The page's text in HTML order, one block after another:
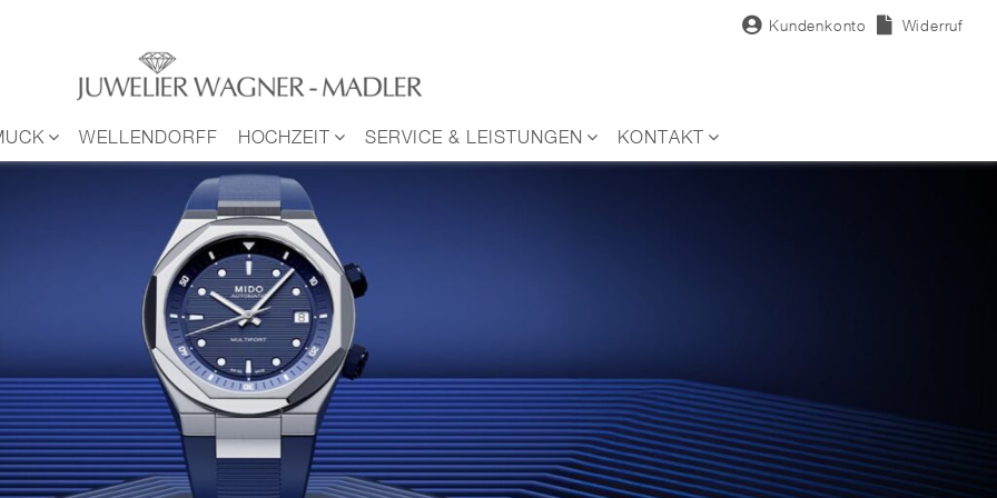
Kundenkonto Widerruf
WELLENDORFF HOCHZEIT SERVICE & LEISTUNGEN KONTAKT